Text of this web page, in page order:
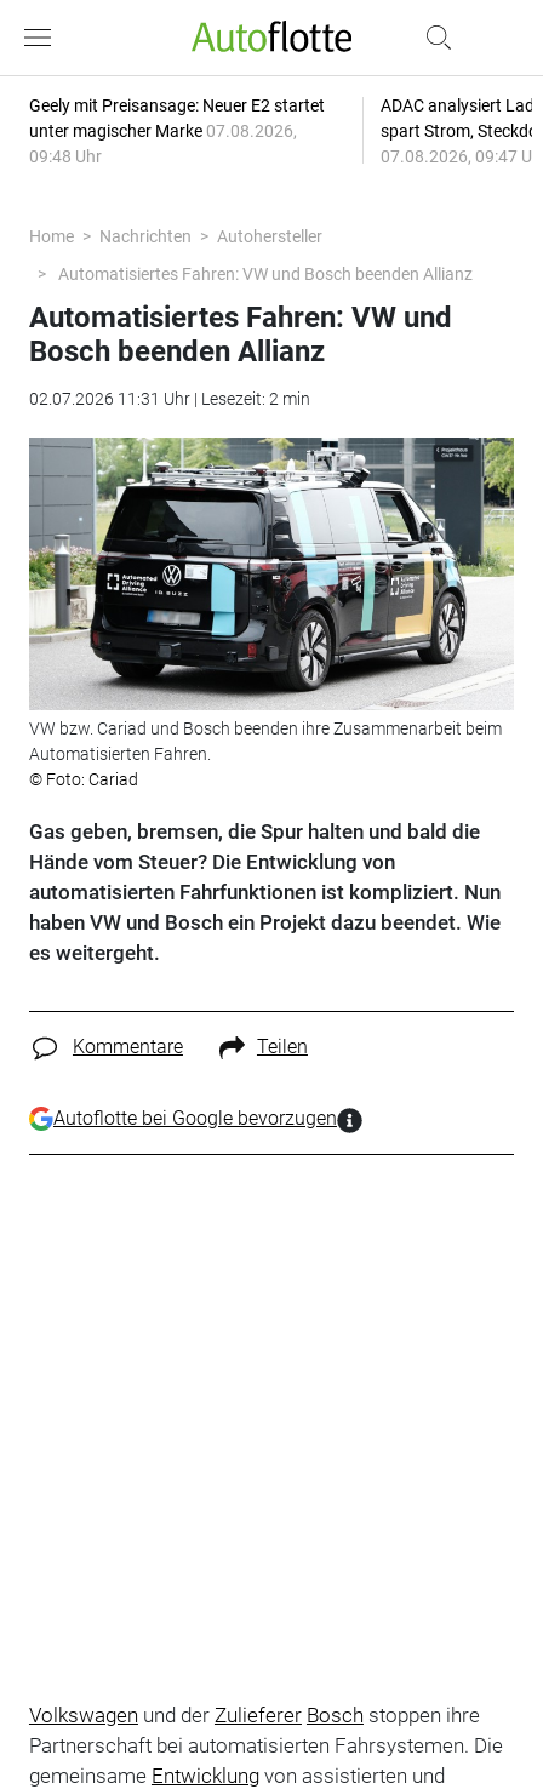
Geely mit Preisansage: Neuer E2 startet
unter magischer Marke 07.08.2026,
09:48 Uhr
ADAC analysiert
spart Strom,
07.08.2026, 09:47
Home Nachrichten
Autohersteller
Automatisiertes Fahren: VW und Bosch beenden Allianz
Automatisiertes Fahren: VW und
Bosch beenden Allianz
02.07.2026 11:31 Uhr | Lesezeit: 2 min
VW bzw. Cariad und Bosch beenden ihre Zusammenarbeit beim
Automatisierten Fahren.
© Foto: Cariad
Gas geben, bremsen, die Spur halten und bald die
Hände vom Steuer? Die Entwicklung von
automatisierten Fahrfunktionen ist kompliziert. Nun
haben VW und Bosch ein Projekt dazu beendet. Wie
es weitergeht.
Kommentare Teilen
Autoflotte bei Google bevorzugen
Volkswagen und der Zulieferer Bosch stoppen ihre
Partnerschaft bei automatisierten Fahrsystemen. Die
gemeinsame Entwicklungvon assistierten und